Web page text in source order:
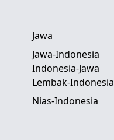
Jawa
Jawa-Indonesia
Indonesia-Jawa
Lembak-Indonesia
Nias-Indonesia